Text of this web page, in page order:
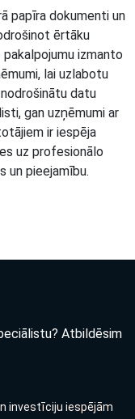
papīra dokumenti un
ērtāku
pakalpojumu izmanto
lai uzlabotu
datu
gan uzņēmumi ar
ir iespēja
uz profesionālo
un pieejamību.
Atbildēsim
investīciju iespējām